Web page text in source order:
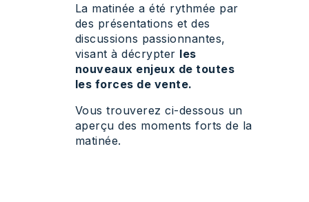
La matinée a été rythmée par
des présentations et des
discussions passionnantes,
visant à décrypter les
nouveaux enjeux de toutes
les forces de vente.
Vous trouverez ci-dessous un
aperçu des moments forts de la
matinée.